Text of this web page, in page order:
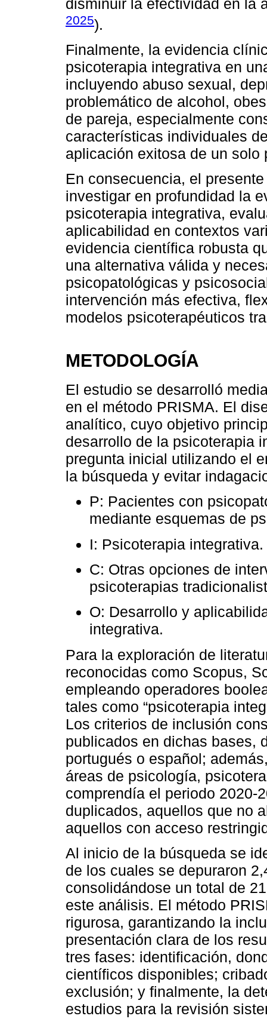
disminuir la efectividad en la
2025).
Finalmente, la evidencia
psicoterapia integrativa en
incluyendo abuso sexual,
problemático de alcohol,
de pareja, especialmente
características individuales
aplicación exitosa de un solo
En consecuencia, el
investigar en profundidad la
psicoterapia integrativa,
aplicabilidad en contextos
evidencia científica robusta
una alternativa válida y
psicopatológicas y
intervención más efectiva,
modelos psicoterapéuticos
METODOLOGÍA
El estudio se desarrolló
en el método PRISMA. El
analítico, cuyo objetivo
desarrollo de la psicoterapia
pregunta inicial utilizando el
la búsqueda y evitar
P: Pacientes con
mediante esquemas de
I: Psicoterapia integrativa.
C: Otras opciones de
psicoterapias
O: Desarrollo y
integrativa.
Para la exploración de
reconocidas como Scopus,
empleando operadores
tales como “psicoterapia
Los criterios de inclusión
publicados en dichas bases,
portugués o español;
áreas de psicología,
comprendía el periodo 2020-
duplicados, aquellos que no
aquellos con acceso
Al inicio de la búsqueda se
de los cuales se depuraron
consolidándose un total de
este análisis. El método
rigurosa, garantizando la
presentación clara de los
tres fases: identificación,
científicos disponibles;
exclusión; y finalmente, la
estudios para la revisión